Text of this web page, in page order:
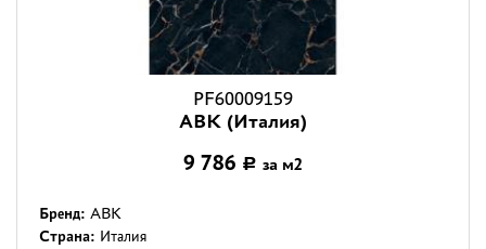
PF60009159
ABK (Италия)
9 786 Р за м2
Бренд: ABK
Страна: Италия